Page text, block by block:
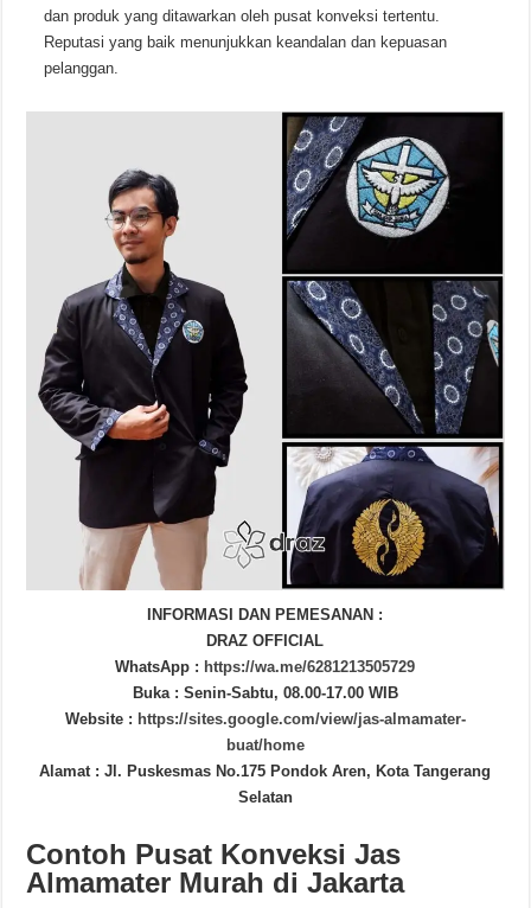
dan produk yang ditawarkan oleh pusat konveksi tertentu.
Reputasi yang baik menunjukkan keandalan dan kepuasan
pelanggan.
INFORMASI DAN PEMESANAN :
DRAZ OFFICIAL
WhatsApp : https://wa.me/6281213505729
Buka : Senin-Sabtu, 08.00-17.00 WIB
Website : https://sites.google.com/view/jas-almamater-
buat/home
Alamat : Jl. Puskesmas No.175 Pondok Aren, Kota Tangerang
Selatan
Contoh Pusat Konveksi Jas
Almamater Murah di Jakarta